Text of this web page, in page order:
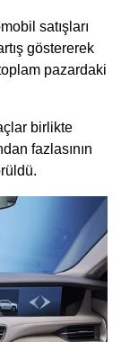
satışları
göstererek
pazardaki
birlikte
fazlasının